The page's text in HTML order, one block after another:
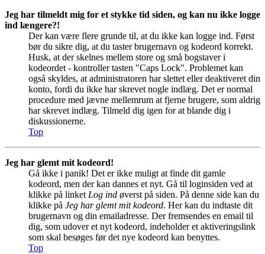
Jeg har tilmeldt mig for et stykke tid siden, og kan nu ikke logge
ind længere?!
Der kan være flere grunde til, at du ikke kan logge ind. Først
bør du sikre dig, at du taster brugernavn og kodeord korrekt.
Husk, at der skelnes mellem store og små bogstaver i
kodeordet - kontroller tasten "Caps Lock". Problemet kan
også skyldes, at administratoren har slettet eller deaktiveret din
konto, fordi du ikke har skrevet nogle indlæg. Det er normal
procedure med jævne mellemrum at fjerne brugere, som aldrig
har skrevet indlæg. Tilmeld dig igen for at blande dig i
diskussionerne.
Top
Jeg har glemt mit kodeord!
Gå ikke i panik! Det er ikke muligt at finde dit gamle
kodeord, men der kan dannes et nyt. Gå til loginsiden ved at
klikke på linket Log ind øverst på siden. På denne side kan du
klikke på Jeg har glemt mit kodeord. Her kan du indtaste dit
brugernavn og din emailadresse. Der fremsendes en email til
dig, som udover et nyt kodeord, indeholder et aktiveringslink
som skal besøges før det nye kodeord kan benyttes.
Top